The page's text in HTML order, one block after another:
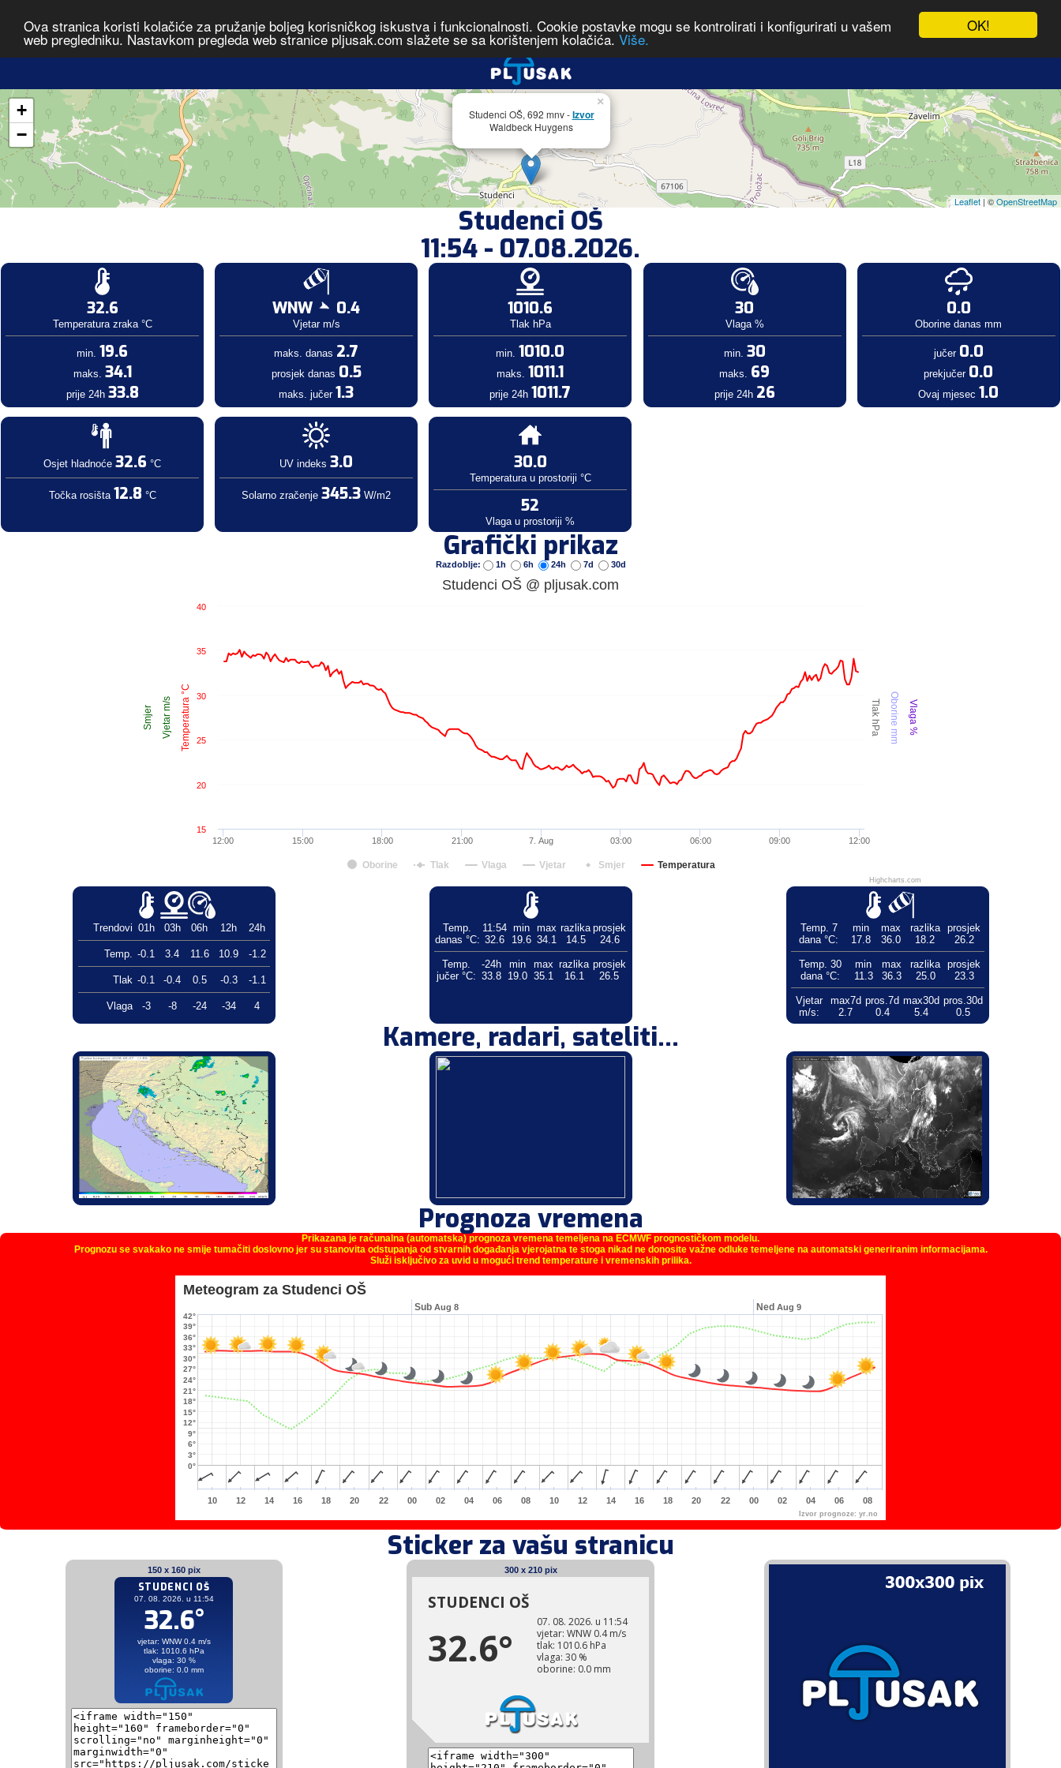
OK!
Ova stranica koristi kolačiće za pružanje boljeg korisničkog iskustva i funkcionalnosti. Cookie postavke mogu se kontrolirati i konfigurirati u vašem
web pregledniku. Nastavkom pregleda web stranice pljusak.com slažete se sa korištenjem kolačića. Više.
Studenci OŠ, 692 mnv -Izvor
Waldbeck Huygens
×
+
−
Leaflet | ©OpenStreetMap
Studenci OŠ
11:54 - 07.08.2026.
32.6
Temperatura zraka °C
min. 19.6
maks. 34.1
prije 24h 33.8
WNW 0.4
Vjetar m/s
maks. danas 2.7
prosjek danas 0.5
maks. jučer 1.3
1010.6
Tlak hPa
min. 1010.0
maks. 1011.1
prije 24h 1011.7
30
Vlaga %
min. 30
maks. 69
prije 24h 26
0.0
Oborine danas mm
jučer 0.0
prekjučer 0.0
Ovaj mjesec 1.0
Osjet hladnoće32.6 °C
Točka rosišta 12.8 °C
UV indeks3.0
Solarno zračenje345.3 W/m2
30.0
Temperatura u prostoriji °C
52
Vlaga u prostoriji %
Grafički prikaz
Razdoblje: 1h 6h 24h 7d 30d
Temperatura °C
Vjetar m/s Tlak hPa Oborine mm Vlaga %
Smjer
Studenci OŠ @ pljusak.com
Oborine Tlak Vlaga Vjetar Smjer Temperatura
12:00 18:00 7. Aug 06:00 12:00
15:00 21:00 03:00 09:00
15
20
25
30
35
40
Highcharts.com
Trendovi 01h 03h 06h 12h 24h
Temp. -0.1 3.4 11.6 10.9 -1.2
Tlak -0.1 -0.4 0.5 -0.3 -1.1
Vlaga -3 -8 -24 -34 4
Temp.
danas °C:
11:54
32.6
min
19.6
max
34.1
razlika
14.5
prosjek
24.6
Temp.
jučer °C:
-24h
33.8
min
19.0
max
35.1
razlika
16.1
prosjek
26.5
Temp. 7
dana °C:
min
17.8
max
36.0
razlika
18.2
prosjek
26.2
Temp. 30
dana °C:
min
11.3
max
36.3
razlika
25.0
prosjek
23.3
Vjetar
m/s:
max7d
2.7
pros.7d
0.4
max30d
5.4
pros.30d
0.5
Kamere, radari, sateliti...
Prognoza vremena
Prikazana je računalna (automatska) prognoza vremena temeljena na ECMWF prognostičkom modelu.
Prognozu se svakako ne smije tumačiti doslovno jer su stanovita odstupanja od stvarnih događanja vjerojatna te stoga nikad ne donosite važne odluke temeljene na automatski generiranim informacijama.
Služi isključivo za uvid u mogući trend temperature i vremenskih prilika.
Meteogram za Studenci OŠ
10 12 14 16 18 20 22 00 02 04 06 08 10 12 14 16 18 20 22 00 02 04 06 08
Sub Aug 8 Ned Aug 9
0°
12°
24°
36°
3°
6°
9°
15°
18°
21°
27°
30°
33°
39°
42°
Izvor prognoze: yr.no
Sticker za vašu stranicu
150 x 160 pix 300 x 210 pix